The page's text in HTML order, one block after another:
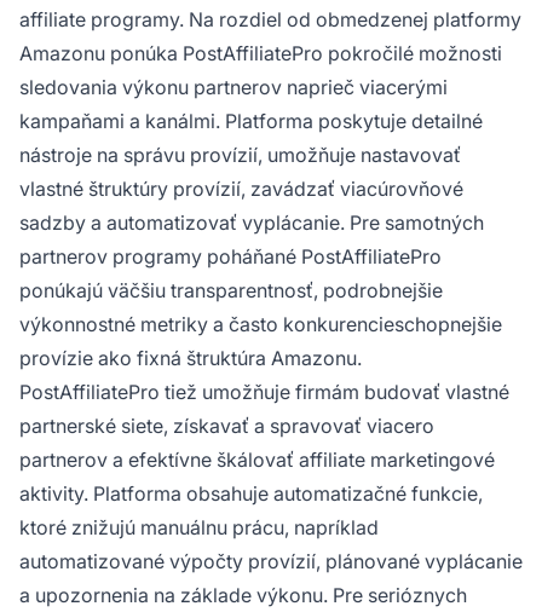
affiliate programy. Na rozdiel od obmedzenej platformy
Amazonu ponúka PostAffiliatePro pokročilé možnosti
sledovania výkonu partnerov naprieč viacerými
kampaňami a kanálmi. Platforma poskytuje detailné
nástroje na správu provízií, umožňuje nastavovať
vlastné štruktúry provízií, zavádzať viacúrovňové
sadzby a automatizovať vyplácanie. Pre samotných
partnerov programy poháňané PostAffiliatePro
ponúkajú väčšiu transparentnosť, podrobnejšie
výkonnostné metriky a často konkurencieschopnejšie
provízie ako fixná štruktúra Amazonu.
PostAffiliatePro tiež umožňuje firmám budovať vlastné
partnerské siete, získavať a spravovať viacero
partnerov a efektívne škálovať affiliate marketingové
aktivity. Platforma obsahuje automatizačné funkcie,
ktoré znižujú manuálnu prácu, napríklad
automatizované výpočty provízií, plánované vyplácanie
a upozornenia na základe výkonu. Pre serióznych